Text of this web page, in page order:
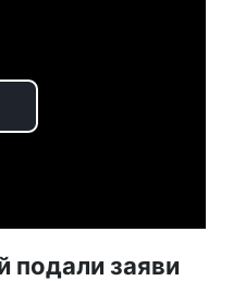
подали заяви